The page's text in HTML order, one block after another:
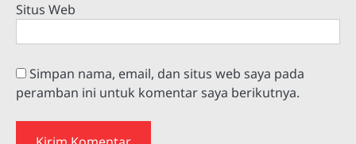
Situs Web
Simpan nama, email, dan situs web saya pada
peramban ini untuk komentar saya berikutnya.